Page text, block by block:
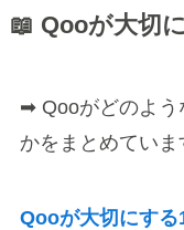
📖 Qooが大切
➡ Qooがどのよう
かをまとめていま
Qooが大切にする